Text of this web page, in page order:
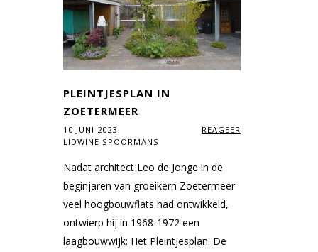
PLEINTJESPLAN IN
ZOETERMEER
10 JUNI 2023
REAGEER
LIDWINE SPOORMANS
Nadat architect Leo de Jonge in de
beginjaren van groeikern Zoetermeer
veel hoogbouwflats had ontwikkeld,
ontwierp hij in 1968-1972 een
laagbouwwijk: Het Pleintjesplan. De